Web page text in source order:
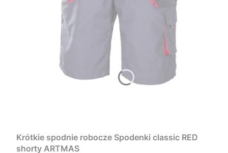
Krótkie spodnie robocze Spodenki classic RED
shorty ARTMAS